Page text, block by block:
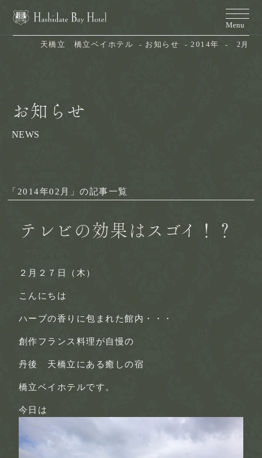
天橋立　橋立ベイホテル お知らせ 2014年 2月
お知らせ
NEWS
「2014年02月」の記事一覧
テレビの効果はスゴイ！？
２月２７日（木）
こんにちは
ハーブの香りに包まれた館内・・・
創作フランス料理が自慢の
丹後 天橋立にある癒しの宿
橋立ベイホテルです。
今日は